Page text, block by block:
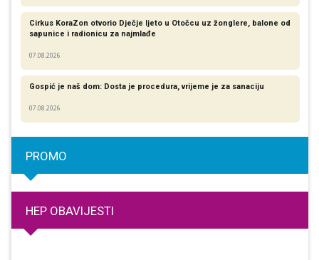
Cirkus KoraZon otvorio Dječje ljeto u Otočcu uz žonglere, balone od
sapunice i radionicu za najmlađe
07.08.2026
Gospić je naš dom: Dosta je procedura, vrijeme je za sanaciju
07.08.2026
PROMO
HEP OBAVIJESTI